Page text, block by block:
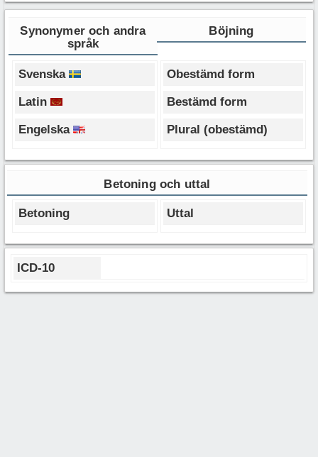
Synonymer och andra
språk
Böjning
Svenska
Latin
Engelska
Obestämd form
Bestämd form
Plural (obestämd)
Betoning och uttal
Betoning Uttal
ICD-10